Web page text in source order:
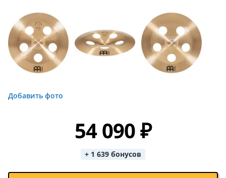
Добавить фото
54 090 ₽
+ 1 639 бонусов